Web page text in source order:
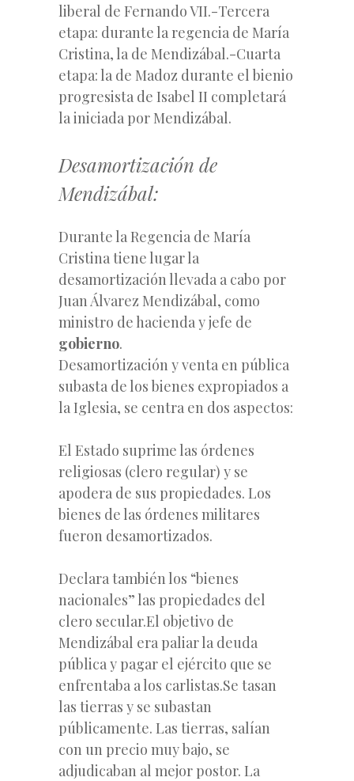
liberal de Fernando VII.-Tercera
etapa: durante la regencia de María
Cristina, la de Mendizábal.-Cuarta
etapa: la de Madoz durante el bienio
progresista de Isabel II completará
la iniciada por Mendizábal.
Desamortización de
Mendizábal:
Durante la Regencia de María
Cristina tiene lugar la
desamortización llevada a cabo por
Juan Álvarez Mendizábal, como
ministro de hacienda y jefe de
gobierno.
Desamortización y venta en pública
subasta de los bienes expropiados a
la Iglesia, se centra en dos aspectos:
El Estado suprime las órdenes
religiosas (clero regular) y se
apodera de sus propiedades. Los
bienes de las órdenes militares
fueron desamortizados.
Declara también los “bienes
nacionales” las propiedades del
clero secular.El objetivo de
Mendizábal era paliar la deuda
pública y pagar el ejército que se
enfrentaba a los carlistas.Se tasan
las tierras y se subastan
públicamente. Las tierras, salían
con un precio muy bajo, se
adjudicaban al mejor postor. La